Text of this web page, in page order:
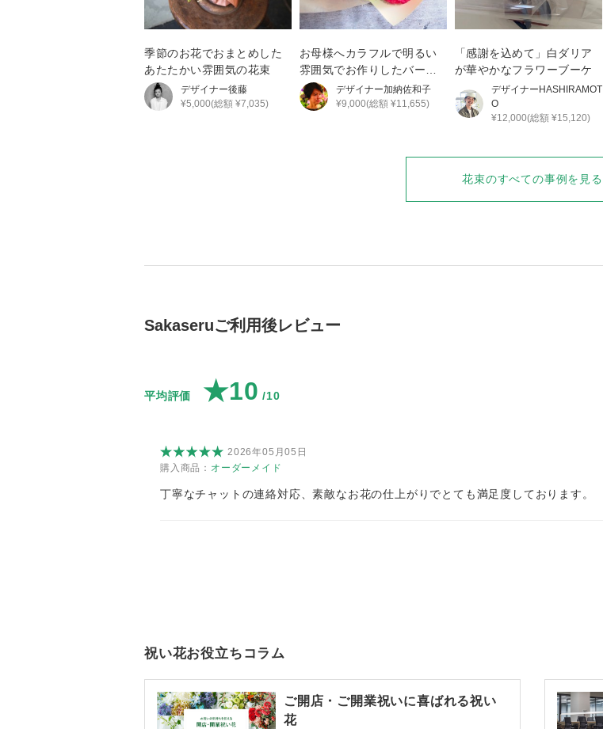
季節のお花でおまとめした
あたたかい雰囲気の花束
デザイナー後藤
¥5,000(総額 ¥7,035)
お母様へカラフルで明るい
雰囲気でお作りしたバース
デフラワーご
デザイナー加納佐和子
¥9,000(総額 ¥11,655)
「感謝を込めて」白ダリア
が華やかなフラワーブーケ
デザイナー HASHIRAMOT
O
¥12,000(総額 ¥15,120)
花束のすべての事例を見る
Sakaseruご利用後レビュー
平均評価 ★10 /10
2026年05月05日
購入商品： オーダーメイド
丁寧なチャットの連絡対応、素敵なお花の仕上がりでとても満足度しております。
祝い花お役立ちコラム
ご開店・ご開業祝いに喜ばれる祝い
花